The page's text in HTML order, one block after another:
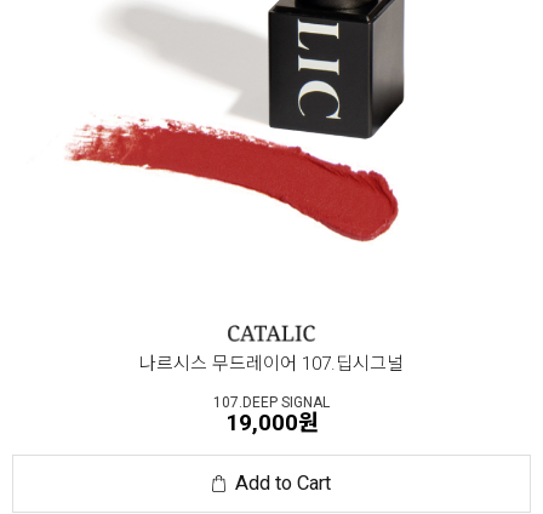
나르시스 무드레이어 107.딥시그널
107.DEEP SIGNAL
19,000원
Add to Cart